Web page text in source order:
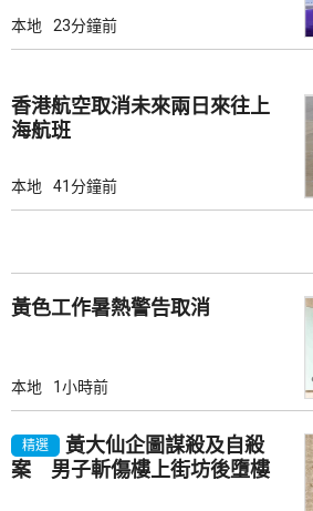
本地 23分鐘前
香港航空取消未來兩日來往上
海航班
本地 41分鐘前
黃色工作暑熱警告取消
本地 1小時前
精選
黃大仙企圖謀殺及自殺
案 男子斬傷樓上街坊後墮樓